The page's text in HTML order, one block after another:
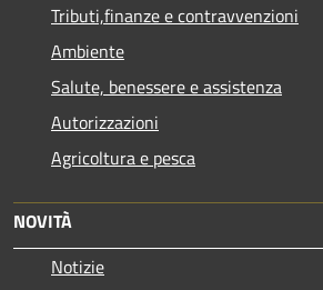
Tributi,finanze e contravvenzioni
Ambiente
Salute, benessere e assistenza
Autorizzazioni
Agricoltura e pesca
NOVITÀ
Notizie